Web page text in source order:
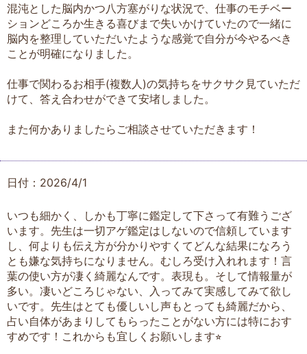
混沌とした脳内かつ八方塞がりな状況で、仕事のモチベー
ションどころか生きる喜びまで失いかけていたので一緒に
脳内を整理していただいたような感覚で自分が今やるべき
ことが明確になりました。
仕事で関わるお相手(複数人)の気持ちをサクサク見ていただ
けて、答え合わせができて安堵しました。
また何かありましたらご相談させていただきます！
日付：2026/4/1
いつも細かく、しかも丁寧に鑑定して下さって有難うござ
います。先生は一切アゲ鑑定はしないので信頼しています
し、何よりも伝え方が分かりやすくてどんな結果になろう
とも嫌な気持ちになりません。むしろ受け入れれます！言
葉の使い方が凄く綺麗なんです。表現も。そして情報量が
多い。凄いどころじゃない、入ってみて実感してみて欲し
いです。先生はとても優しいし声もとっても綺麗だから、
占い自体があまりしてもらったことがない方には特におす
すめです！これからも宜しくお願いします⭐︎